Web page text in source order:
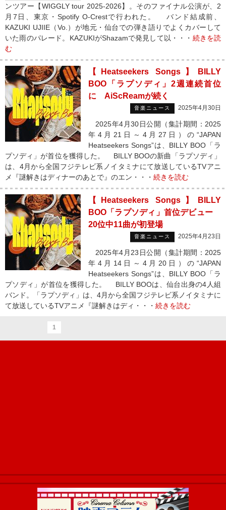
ンツアー【WIGGLY tour 2025-2026】。そのファイナル公演が、2
月7日、東京・Spotify O-Crestで行われた。 バンド結成前、
KAZUKI UJIIE（Vo.）が地元・仙台での弾き語りでよくカバーして
いた雨のパレード。KAZUKIがShazamで発見して以・・・ 続きを読
む
【Heatseekers Songs】BILLY
BOO「ラプソディ」2週連続首位
に AiScReamが続く
音楽ニュース 2025年4月30日
2025年4月30日公開（集計期間：2025
年4月21日～4月27日）の“JAPAN
Heatseekers Songs”は、BILLY BOO「ラ
プソディ」が首位を獲得した。 BILLY BOOの新曲「ラプソディ」
は、4月から全国フジテレビ系ノイタミナにて放送しているTVアニ
メ『謎解きはディナーのあとで』のエン・・・ 続きを読む
【Heatseekers Songs】BILLY
BOO「ラプソディ」首位デビュー
20位中11曲が初登場
音楽ニュース 2025年4月23日
2025年4月23日公開（集計期間：2025
年4月14日～4月20日）の“JAPAN
Heatseekers Songs”は、BILLY BOO「ラ
プソディ」が首位を獲得した。 BILLY BOOは、仙台出身の4人組
バンド。「ラプソディ」は、4月から全国フジテレビ系ノイタミナに
て放送しているTVアニメ『謎解きはディ・・・ 続きを読む
1